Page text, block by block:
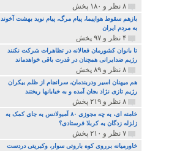
۸ نظر و ۱۸۰ پخش
بازهم سقوط هواپیما، پیام مرگ، پیام نوید بهشت آخوند
به مردم ایران
۴ نظر و ۹۷ پخش
تا بانوان کشورمان فعالانه در تظاهرات شرکت نکنند
رژیم ضدایرانی همچنان در قدرت باقی خواهدماند
۸ نظر و ۸۹ پخش
هم میهنان اسیر ودربندمان، سرانجام از ظلم بیکران
رژیم تازی نژاد بجان آمده و به خبابانها ریختند
۸ نظر و ۲۱۹ پخش
خامنه ای، به چه مجوزی ۸۰ آمبولانس به جای کمک به
زلزله زدگان به کربلا فرستادی؟
۷ نظر و ۲۱۰ پخش
خاورمیانه برروی کوه باروتی سوار، وکبریتی دردست